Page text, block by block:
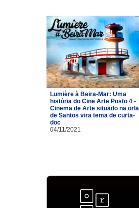
Lumière à Beira-Mar: Uma
história do Cine Arte Posto 4 -
Cinema de Arte situado na orla
de Santos vira tema de curta-
doc
04/11/2021